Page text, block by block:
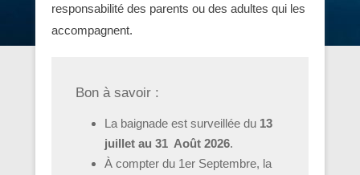
responsabilité des parents ou des adultes qui les
accompagnent.
Bon à savoir :
La baignade est surveillée du 13
juillet au 31 Août 2026.
À compter du 1er Septembre, la